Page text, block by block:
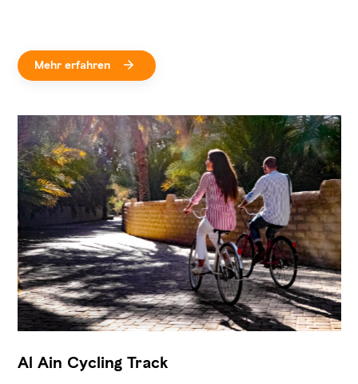
Mehr erfahren
Al Ain Cycling Track